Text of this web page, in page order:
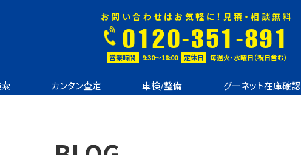
お問い合わせはお気軽に！見積・相談無料
0120-351-891
営業時間 9:30〜18:00 定休日 毎週火・水曜日（祝日含む）
カンタン査定 車検/整備 グーネット在庫確認